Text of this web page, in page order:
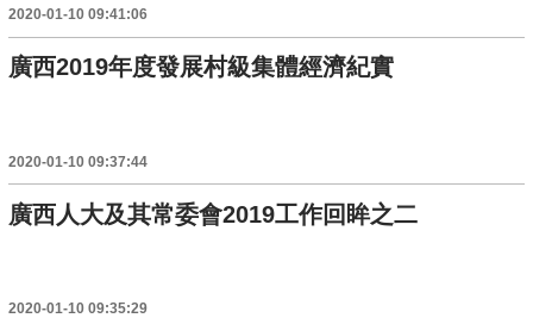
2020-01-10 09:41:06
廣西2019年度發展村級集體經濟紀實
2020-01-10 09:37:44
廣西人大及其常委會2019工作回眸之二
2020-01-10 09:35:29